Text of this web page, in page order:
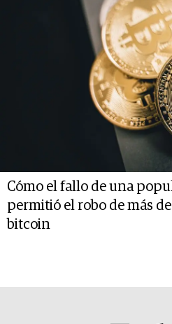
Cómo el fallo de una
permitió el robo de más
bitcoin